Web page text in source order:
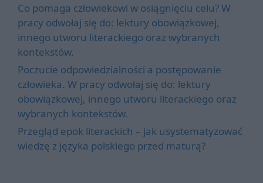
Co pomaga człowiekowi w osiągnięciu celu? W
pracy odwołaj się do: lektury obowiązkowej,
innego utworu literackiego oraz wybranych
kontekstów.
Poczucie odpowiedzialności a postępowanie
człowieka. W pracy odwołaj się do: lektury
obowiązkowej, innego utworu literackiego oraz
wybranych kontekstów.
Przegląd epok literackich – jak usystematyzować
wiedzę z języka polskiego przed maturą?